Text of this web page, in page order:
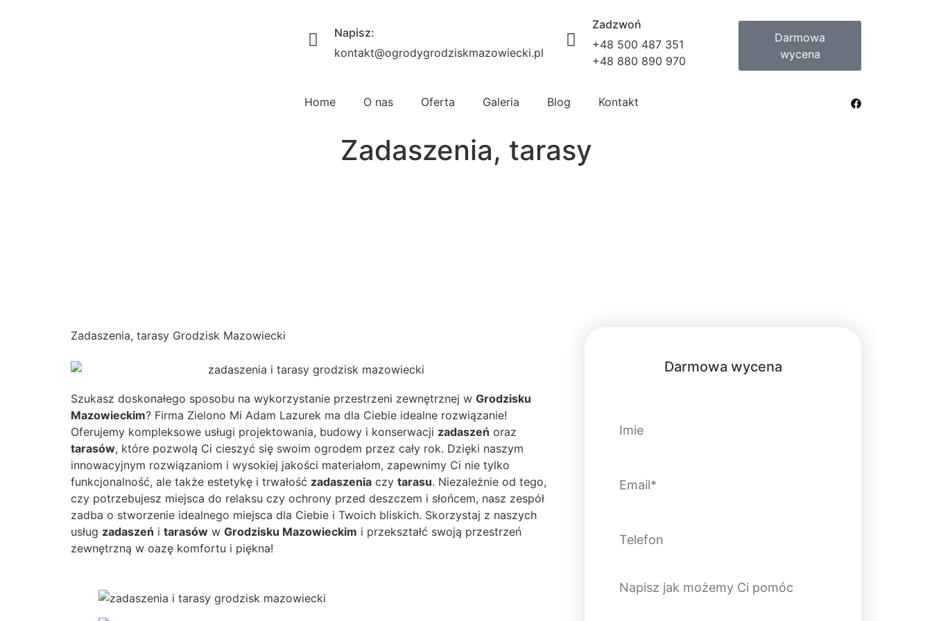
Napisz:
kontakt@ogrodygrodziskmazowiecki.pl
Zadzwoń
+48 500 487 351
+48 880 890 970
Darmowa
wycena
Home O nas Oferta Galeria Blog Kontakt
Zadaszenia, tarasy
Zadaszenia, tarasy Grodzisk Mazowiecki
Szukasz doskonałego sposobu na wykorzystanie przestrzeni zewnętrznej w Grodzisku
Mazowieckim? Firma Zielono Mi Adam Lazurek ma dla Ciebie idealne rozwiązanie!
Oferujemy kompleksowe usługi projektowania, budowy i konserwacji zadaszeń oraz
tarasów, które pozwolą Ci cieszyć się swoim ogrodem przez cały rok. Dzięki naszym
innowacyjnym rozwiązaniom i wysokiej jakości materiałom, zapewnimy Ci nie tylko
funkcjonalność, ale także estetykę i trwałość zadaszenia czy tarasu. Niezależnie od tego,
czy potrzebujesz miejsca do relaksu czy ochrony przed deszczem i słońcem, nasz zespół
zadba o stworzenie idealnego miejsca dla Ciebie i Twoich bliskich. Skorzystaj z naszych
usług zadaszeń i tarasów w Grodzisku Mazowieckim i przekształć swoją przestrzeń
zewnętrzną w oazę komfortu i piękna!
Darmowa wycena